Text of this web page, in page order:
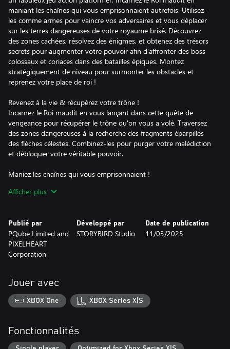
maniant les chaînes qui vous emprisonnaient autrefois. Utilisez-
les comme armes pour vaincre vos adversaires et vous déplacer
sur les terres dangereuses de votre royaume brisé. Découvrez
des zones cachées, résolvez des énigmes, et obtenez des trésors
secrets pour augmenter votre pouvoir afin d'affronter des boss
colossaux et coriaces dans des batailles épiques. Montez
stratégiquement de niveau pour surmonter les obstacles et
reprenez votre place de roi !
Revenez à la vie & récupérez votre trône !
Incarnez le Roi maudit en vous lançant dans cette quête de
vengeance pour récupérer le trône qu'on vous a volé. Traversez
des zones dangereuses à la recherche des fragments éparpillés
des flèches célestes. Combinez-les pour purger votre malédiction
et débloquer votre véritable pouvoir.
Maniez les chaînes qui vous emprisonnaient !
retenaient prisonnier au fond des cryptes. Maîtriser cette arme
déplacer en les attachant à des anneaux afin d'atteindre de
nouvelles zones en vous propulsant au-dessus des précipices.
Découvrez des zones cachées & récupérez les trésors de votre
Explorez tous les recoins de votre royaume en ruine, découvrez
des zones cachées et des passages secrets remplis de précieux
trésors. Obtenez de nouvelles capacités et améliorations sur
votre chemin afin de vous préparer aux épreuves qui vous
Afficher plus
Publié par
PQube Limited and
PIXELHEART
Corporation
Développé par
STORYBIRD Studio
Date de publication
11/03/2025
Jouer avec
XBOX One XBOX Series X|S
Fonctionnalités